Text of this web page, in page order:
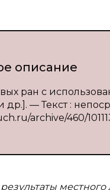
описание
ран с
др.]. — Текст :
archive/460/